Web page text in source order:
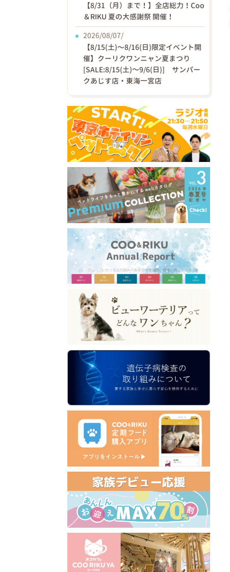
【8/31（月）まで！】全店総力！Coo
＆RIKU 夏の大感謝祭 開催！
2026/08/07/
【8/15(土)〜8/16(日)限定イベント開
催】クーリクワンニャン夏まつり
[SALE:8/15(土)～9/6(日)] サンパー
クあじす店・東海一宮店